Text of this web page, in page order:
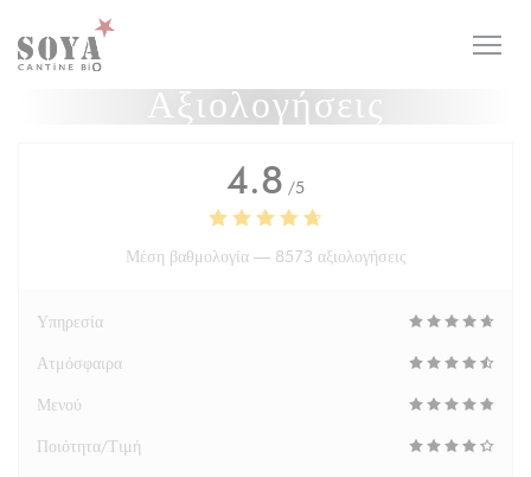
Πίνακας διαχείρισης "Μπισκότων" (Cookies)
Αξιολογήσεις
4.8 /5
Μέση βαθμολογία — 8573 αξιολογήσεις
Υπηρεσία
Ατμόσφαιρα
Μενού
Ποιότητα/Τιμή